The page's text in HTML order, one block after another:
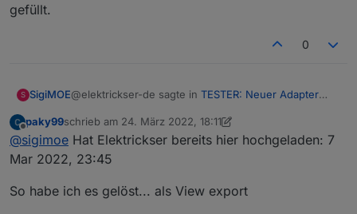
gefüllt.
0
S SigiMOE@elektrickser-de sagte in TESTER: Neuer Adapter
@ newan
Also im Grunde läuft der Adpater.
Hier mal ein Screenshot der VIS. Ist
wäre es möglich die Vis hier als EXPORT einzustellen
Bin noch in der Findungsphase ...
Offline
paky99schrieb am 24. März 2022, 18:11
zuletzt editiert von paky99
@sigimoe Hat Elektrickser bereits hier hochgeladen: 7
Mar 2022, 23:45
So habe ich es gelöst... als View export